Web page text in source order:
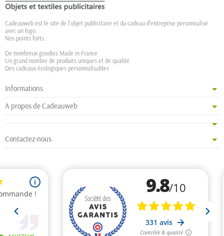
Cadeauweb est le site de l'objet publicitaire et du cadeau d'entreprise personnalisé
avec un logo.
Nos points forts :
De nombreux goodies Made in France
Un grand nombre de produits uniques et de qualité
Des cadeaux écologiques personnalisables
Informations
A propos de Cadeauweb
Contactez-nous